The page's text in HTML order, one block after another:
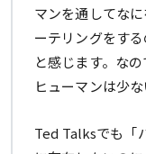
マンを通してな
ーテリングをす
と感じます。な
ヒューマンは少な
Ted Talksでも「